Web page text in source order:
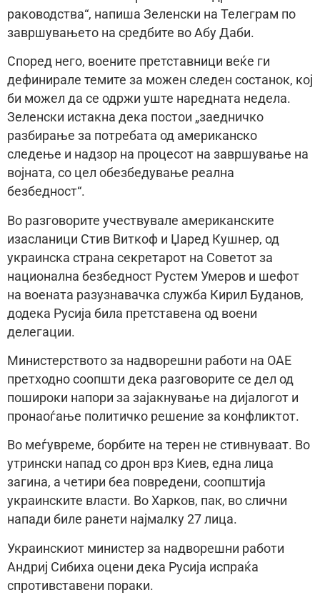
раководства“, напиша Зеленски на Телеграм по
завршувањето на средбите во Абу Даби.
Според него, воените претставници веќе ги
дефинирале темите за можен следен состанок, кој
би можел да се одржи уште наредната недела.
Зеленски истакна дека постои „заедничко
разбирање за потребата од американско
следење и надзор на процесот на завршување на
војната, со цел обезбедување реална
безбедност“.
Во разговорите учествувале американските
изасланици Стив Виткоф и Џаред Кушнер, од
украинска страна секретарот на Советот за
национална безбедност Рустем Умеров и шефот
на воената разузнавачка служба Кирил Буданов,
додека Русија била претставена од воени
делегации.
Министерството за надворешни работи на ОАЕ
претходно соопшти дека разговорите се дел од
пошироки напори за зајакнување на дијалогот и
пронаоѓање политичко решение за конфликтот.
Во меѓувреме, борбите на терен не стивнуваат. Во
утрински напад со дрон врз Киев, една лица
загина, а четири беа повредени, соопштија
украинските власти. Во Харков, пак, во слични
напади биле ранети најмалку 27 лица.
Украинскиот министер за надворешни работи
Андриј Сибиха оцени дека Русија испраќа
спротивставени пораки.